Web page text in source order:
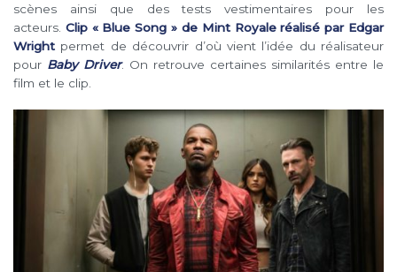
scènes ainsi que des tests vestimentaires pour les
acteurs. Clip « Blue Song » de Mint Royale réalisé par Edgar
Wright permet de découvrir d’où vient l’idée du réalisateur
pour Baby Driver. On retrouve certaines similarités entre le
film et le clip.